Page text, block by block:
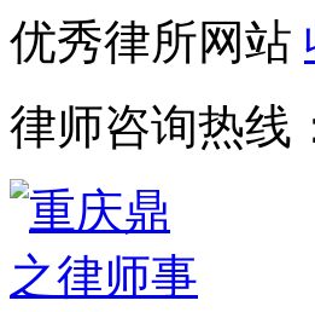
优秀律所网站
律师咨询热线